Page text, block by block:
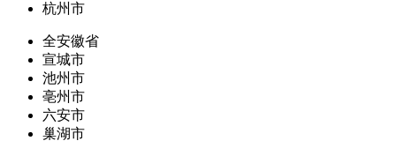
杭州市
全安徽省
宣城市
池州市
亳州市
六安市
巢湖市